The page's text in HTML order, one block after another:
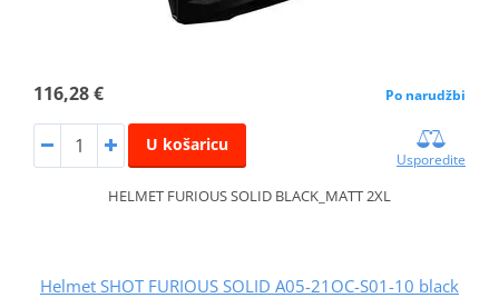
116,28 € Po narudžbi
U košaricu
Usporedite
HELMET FURIOUS SOLID BLACK_MATT 2XL
Helmet SHOT FURIOUS SOLID A05-21OC-S01-10 black